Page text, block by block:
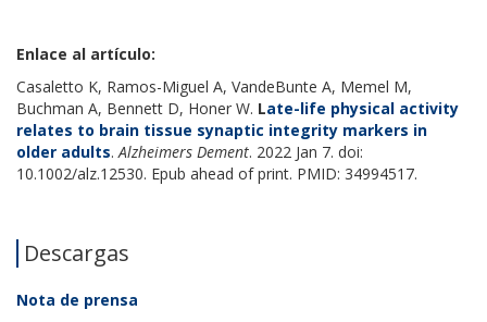
Enlace al artículo:
Casaletto K, Ramos-Miguel A, VandeBunte A, Memel M,
Buchman A, Bennett D, Honer W. Late-life physical activity
relates to brain tissue synaptic integrity markers in
older adults. Alzheimers Dement. 2022 Jan 7. doi:
10.1002/alz.12530. Epub ahead of print. PMID: 34994517.
Descargas
Nota de prensa